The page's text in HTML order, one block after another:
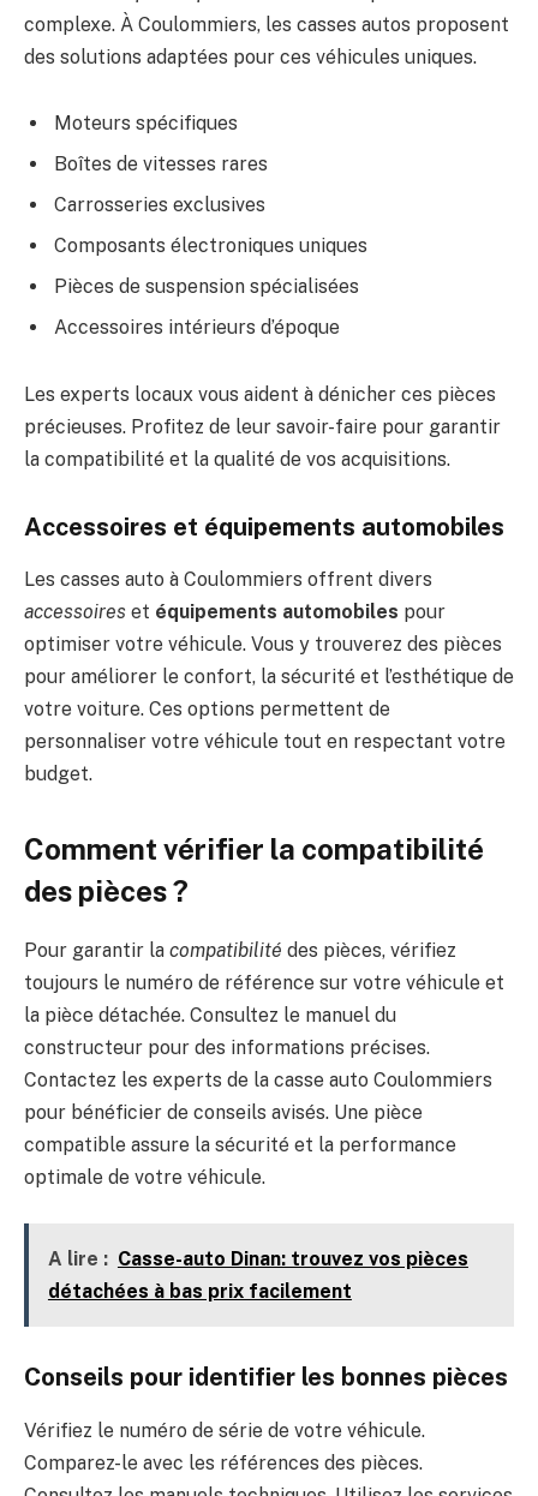
complexe. À Coulommiers, les casses autos proposent
des solutions adaptées pour ces véhicules uniques.
Moteurs spécifiques
Boîtes de vitesses rares
Carrosseries exclusives
Composants électroniques uniques
Pièces de suspension spécialisées
Accessoires intérieurs d’époque
Les experts locaux vous aident à dénicher ces pièces
précieuses. Profitez de leur savoir-faire pour garantir
la compatibilité et la qualité de vos acquisitions.
Accessoires et équipements automobiles
Les casses auto à Coulommiers offrent divers
accessoires et équipements automobiles pour
optimiser votre véhicule. Vous y trouverez des pièces
pour améliorer le confort, la sécurité et l’esthétique de
votre voiture. Ces options permettent de
personnaliser votre véhicule tout en respectant votre
budget.
Comment vérifier la compatibilité
des pièces ?
Pour garantir la compatibilité des pièces, vérifiez
toujours le numéro de référence sur votre véhicule et
la pièce détachée. Consultez le manuel du
constructeur pour des informations précises.
Contactez les experts de la casse auto Coulommiers
pour bénéficier de conseils avisés. Une pièce
compatible assure la sécurité et la performance
optimale de votre véhicule.
A lire : Casse-auto Dinan: trouvez vos pièces
détachées à bas prix facilement
Conseils pour identifier les bonnes pièces
Vérifiez le numéro de série de votre véhicule.
Comparez-le avec les références des pièces.